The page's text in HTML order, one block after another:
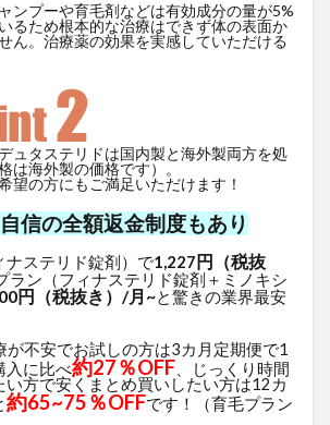
ンプーや育毛剤などは有効成分の量が5%
るため根本的な治療はできず体の表面か
ん。治療薬の効果を実感していただける
ュタステリドは国内製と海外製両方を処
は海外製の価格です）。
望の方にもご満足いただけます！
信の全額返金制度もあり
ナステリド錠剤）で1,227円（税抜
ラン（フィナステリド錠剤＋ミノキシ
円（税抜き）/月~と驚きの業界最安
が不安でお試しの方は3カ月定期便で1
入に比べ約27％OFF 、じっくり時間
い方で安くまとめ買いしたい方は12カ
約65~75％OFFです！（育毛プラン